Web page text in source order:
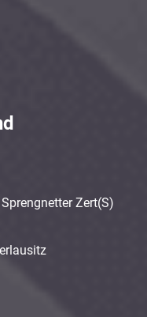
Zert(S)